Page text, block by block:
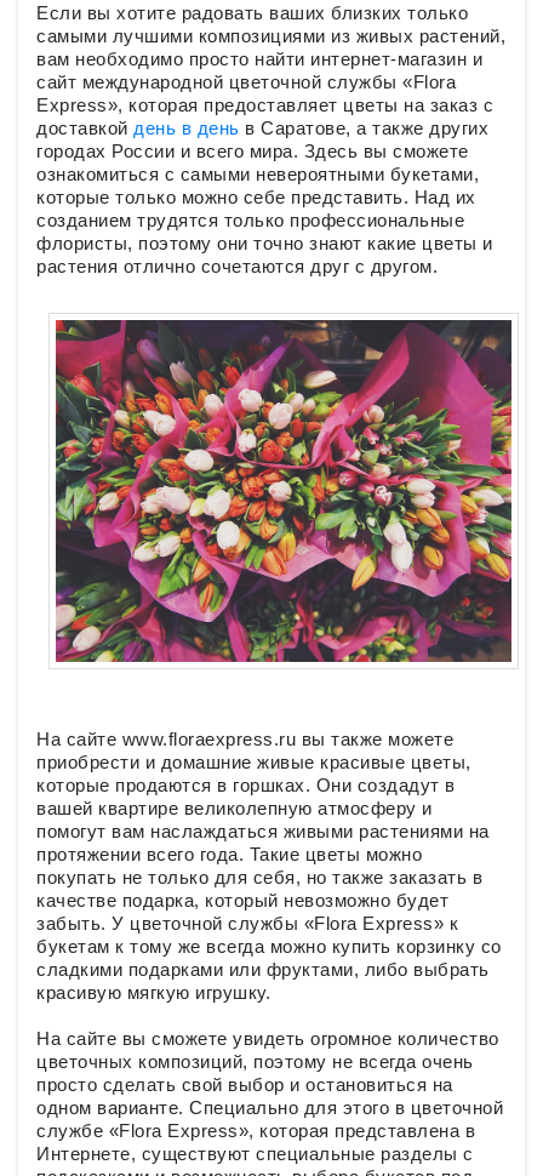
Если вы хотите радовать ваших близких только
самыми лучшими композициями из живых растений,
вам необходимо просто найти интернет-магазин и
сайт международной цветочной службы «Flora
Express», которая предоставляет цветы на заказ с
доставкой день в день в Саратове, а также других
городах России и всего мира. Здесь вы сможете
ознакомиться с самыми невероятными букетами,
которые только можно себе представить. Над их
созданием трудятся только профессиональные
флористы, поэтому они точно знают какие цветы и
растения отлично сочетаются друг с другом.
На сайте www.floraexpress.ru вы также можете
приобрести и домашние живые красивые цветы,
которые продаются в горшках. Они создадут в
вашей квартире великолепную атмосферу и
помогут вам наслаждаться живыми растениями на
протяжении всего года. Такие цветы можно
покупать не только для себя, но также заказать в
качестве подарка, который невозможно будет
забыть. У цветочной службы «Flora Express» к
букетам к тому же всегда можно купить корзинку со
сладкими подарками или фруктами, либо выбрать
красивую мягкую игрушку.
На сайте вы сможете увидеть огромное количество
цветочных композиций, поэтому не всегда очень
просто сделать свой выбор и остановиться на
одном варианте. Специально для этого в цветочной
службе «Flora Express», которая представлена в
Интернете, существуют специальные разделы с